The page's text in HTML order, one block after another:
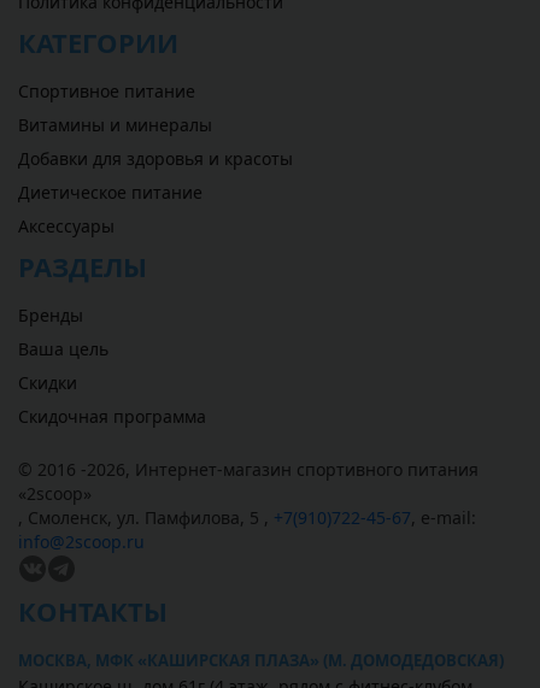
КАТЕГОРИИ
Спортивное питание
Витамины и минералы
Добавки для здоровья и красоты
Диетическое питание
Аксессуары
РАЗДЕЛЫ
Бренды
Ваша цель
Скидки
Скидочная программа
© 2016 -2026, Интернет-магазин спортивного питания
«2scoop»
, Смоленск, ул. Памфилова, 5 , +7(910)722-45-67, e-mail:
info@2scoop.ru
КОНТАКТЫ
МОСКВА, МФК «КАШИРСКАЯ ПЛАЗА» (М. ДОМОДЕДОВСКАЯ)